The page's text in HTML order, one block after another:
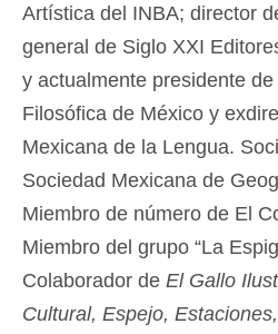
Artística del INBA; director
general de Siglo XXI
y actualmente presidente
Filosófica de México y
Mexicana de la Lengua.
Sociedad Mexicana de
Miembro de número de El
Miembro del grupo “La
Colaborador de El Gallo
Cultural, Espejo,